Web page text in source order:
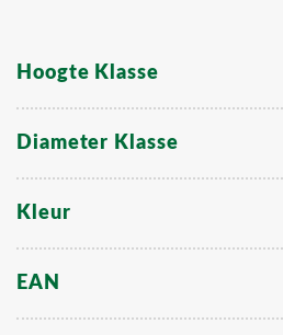
Hoogte Klasse
Diameter Klasse
Kleur
EAN